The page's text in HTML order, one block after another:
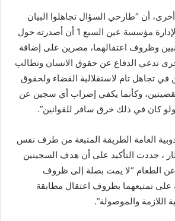
أن “طارحي السؤال تجاهلوا البيان
التوضيحي الذي سبق لإدارة مؤسسة عين السبع 1 أن أصدرته حول
وظروف اعتقالهما، مصرين على إضافة
تدعي الدفاع عن حقوق الانسان وتطالب
في تجاهل تام لاستقلالية القضاء ولحقوق
وكأنما يكفي إضراب أي سجين عن
كان في ذلك خرق سافر للقوانين”.
العامة الطريقة المتبعة من طرف نفس
، جددت التأكيد على أن هدف السجينين
عن الطعام “لا يمت بصلة إلى ظروف
على تمتيعهما بظروف اعتقال مطابقة
اللازمة والموصولة”.